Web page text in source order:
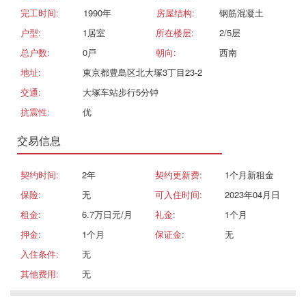
完工时间:
1990年 房屋结构:
钢筋混凝土
户型:
1居室 所在楼层:
2/5层
总户数:
0戸 朝向:
西南
地址:
東京都豊島区北大塚3丁目23-2
交通:
大塚车站步行5分钟
抗震性:
优
交易信息
契约时间: 2年 契约更新费:
1个月新租金
保险:
无 可入住时间:
2023年04月日
租金:
6.7万日元/月 礼金:
1个月
押金:
1个月 保证金:
无
入住条件:
无
其他费用:
无